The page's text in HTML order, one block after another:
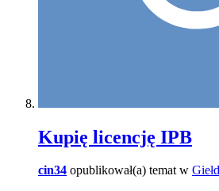
Kupię licencję IPB
cin34 opublikował(a) temat w